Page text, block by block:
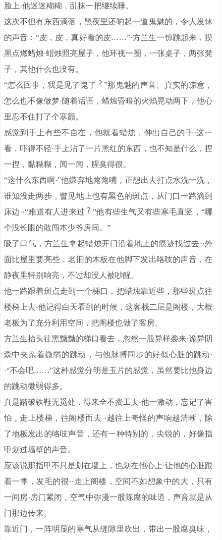
脸上·他迷迷糊糊，乱抹一把继续睡。
这次不但有东西滴落，黑夜里还响起一道鬼魅的，令人发怵
的声音：“皮，皮，真好看的皮……”·方兰生一惊跳起来，摸
黑点燃蜡烛·蜡烛照亮屋子，他环视一圈，一张桌子，两张凳
子，其他什么也没有。
“怎么回事，我是见了鬼了
”那鬼魅的声音、真实的凉意，
怎么也不像做梦·随着话语，蜡烛昏暗的火焰晃动两下，他心
里忍不住打了个寒颤。
感觉到手上有些不自在，他就着蜡烛，伸出自己的手·这一
看，吓得不轻·手上沾了一片黑红的东西，也不知是什么，捏
一捏，黏糊糊，闻一闻，腥臭得很。
“这什么东西啊·”他嫌弃地瘪瘪嘴，正想出去打点水洗一洗，
谁知没走两步，瞥见地上也有黑色的斑点，从门口一路滴到
床边··“难道有人进来过
”他有些生气又有些寒毛直竖，“哪
个没长眼的敢闯本少爷房间。”
吸了口气，方兰生拿起蜡烛开门沿着地上的痕迹找过去··外
面比屋里要亮些，老旧的木板在他脚下发出咯吱的声音，在
静夜里特别响亮，不过却没人被吵醒。
他一路跟着斑点走到一个梯口，把蜡烛靠近些，那些斑点往
楼梯上去·他记得白天看到的时候，这客栈二层是阁楼，大概
老板为了充分利用空间，把阁楼也做了客房。
方兰生抬头往黑黝黝的梯口看去，忽然一股异样袭来·诡异阴
森中夹杂着微弱的跳动，与他脉搏同步的好似心脏的跳动·
·“不会吧……”这种感觉分明是玉片的感觉，虽然要比他身边
的跳动微弱得多。
真是踏破铁鞋无觅处，得来全不费工夫·他一激动，忘记了害
怕，走上楼梯，往阁楼而去··越往上奇怪的声响越清晰，除
了地板发出的咯吱声音，还有一种特别的，尖锐的，好像指
甲划过墙壁的声音。
应该说那指甲不只是划在墙上，也划在他心上·让他的心脏跟
着一悸，发毛的很··走上阁楼，空间不如想象中的大，只有
一间房·房门紧闭，空气中弥漫一股陈腐的味道，声音就是从
门那边传来。
靠近门，一阵明显的寒气从缝隙里吹出，带出一股腐臭味，